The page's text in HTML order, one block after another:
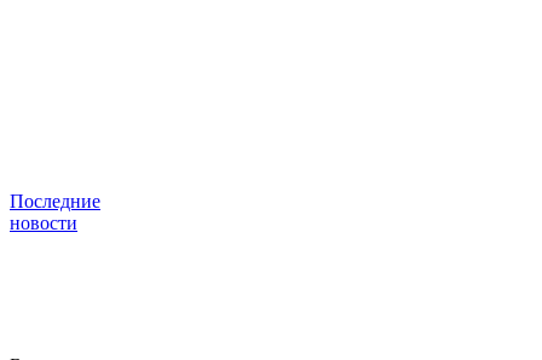
Последние
новости